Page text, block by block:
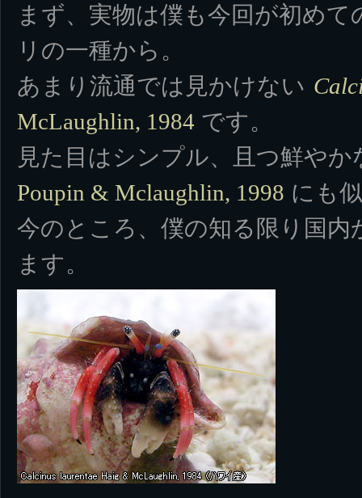
まず、実物は僕も今回が初め
リの一種から。
あまり流通では見かけない
McLaughlin, 1984 です。
見た目はシンプル、且つ鮮やか
Poupin & Mclaughlin, 1998 にも
今のところ、僕の知る限り国
ます。